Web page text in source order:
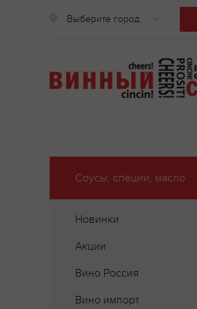
Выберите город
Соусы, специи, масло
Новинки
Акции
Вино Россия
Вино импорт